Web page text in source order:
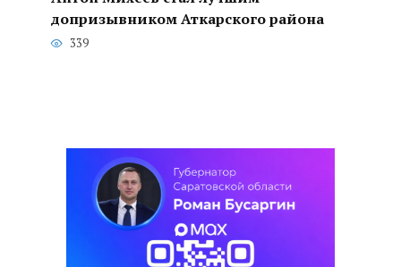
допризывником Аткарского района
339